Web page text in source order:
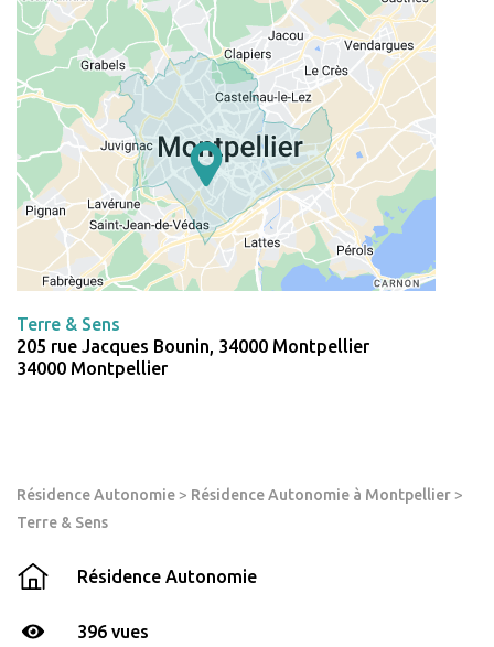
Résidence Autonomie > Résidence Autonomie à Montpellier >
Terre & Sens
Résidence Autonomie
396 vues
Terre & Sens
205 rue Jacques Bounin, 34000 Montpellier
34000 Montpellier